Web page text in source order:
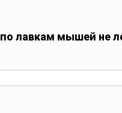
лавкам мышей не